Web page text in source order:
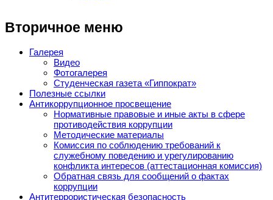
Вторичное меню
Галерея
Видео
Фотогалерея
Студенческая газета «Гиппократ»
Полезные ссылки
Антикоррупционное просвещение
Нормативные правовые и иные акты в сфере
противодействия коррупции
Методические материалы
Комиссия по соблюдению требований к
служебному поведению и урегулированию
конфликта интересов (аттестационная комиссия)
Обратная связь для сообщений о фактах
коррупции
Антитеррористическая безопасность